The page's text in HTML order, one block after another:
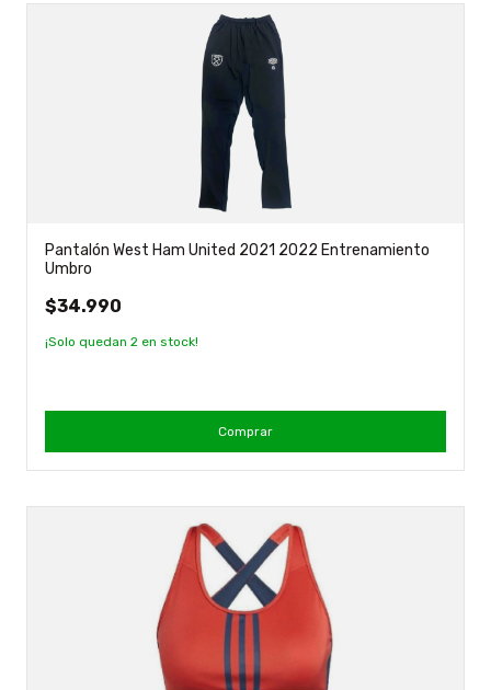
Pantalón West Ham United 2021 2022 Entrenamiento
Umbro
$34.990
¡Solo quedan 2 en stock!
Comprar